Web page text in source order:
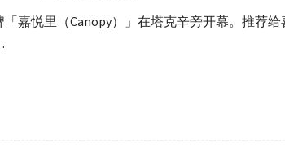
嘉悦里（Canopy）」在塔克辛旁开幕。推荐